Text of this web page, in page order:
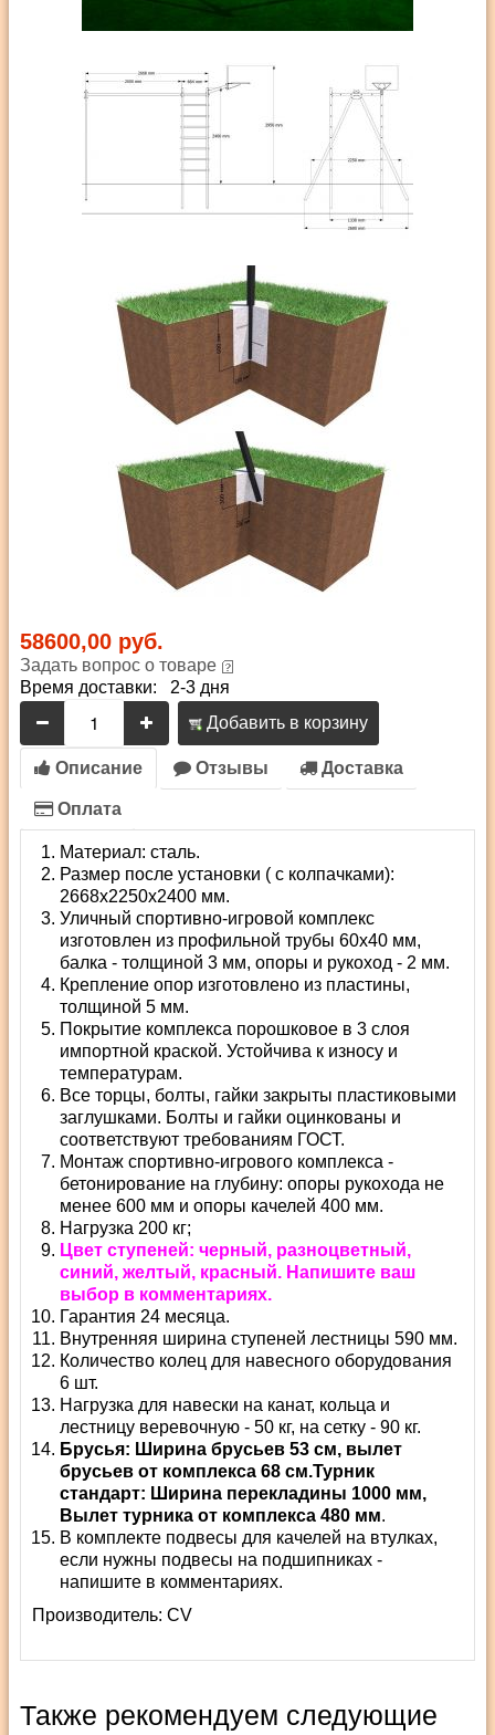
58600,00 руб.
Задать вопрос о товаре
Время доставки: 2-3 дня
Добавить в корзину
Описание Отзывы Доставка
Оплата
Материал: сталь.
Размер после установки ( с колпачками):
2668х2250х2400 мм.
Уличный спортивно-игровой комплекс
изготовлен из профильной трубы 60х40 мм,
балка - толщиной 3 мм, опоры и рукоход - 2 мм.
Крепление опор изготовлено из пластины,
толщиной 5 мм.
Покрытие комплекса порошковое в 3 слоя
импортной краской. Устойчива к износу и
температурам.
Все торцы, болты, гайки закрыты пластиковыми
заглушками. Болты и гайки оцинкованы и
соответствуют требованиям ГОСТ.
Монтаж спортивно-игрового комплекса -
бетонирование на глубину: опоры рукохода не
менее 600 мм и опоры качелей 400 мм.
Нагрузка 200 кг;
Цвет ступеней: черный, разноцветный,
синий, желтый, красный. Напишите ваш
выбор в комментариях.
Гарантия 24 месяца.
Внутренняя ширина ступеней лестницы 590 мм.
Количество колец для навесного оборудования
6 шт.
Нагрузка для навески на канат, кольца и
лестницу веревочную - 50 кг, на сетку - 90 кг.
Брусья: Ширина брусьев 53 см, вылет
брусьев от комплекса 68 см.Турник
стандарт: Ширина перекладины 1000 мм,
Вылет турника от комплекса 480 мм.
В комплекте подвесы для качелей на втулках,
если нужны подвесы на подшипниках -
напишите в комментариях.
Производитель: СV
Также рекомендуем следующие